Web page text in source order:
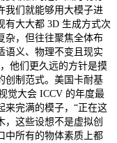
我们就能够用大模子进
有大大都 3D 生成方式次
杂，但往往聚焦全体布
语义、物理不变且现实
他们更久远的方针是摸
创制范式。美国卡耐基
觉大会 ICCV 的年度最
来完满的模子，“正在这
这些设想不是虚拟创
中所有的物体素质上都